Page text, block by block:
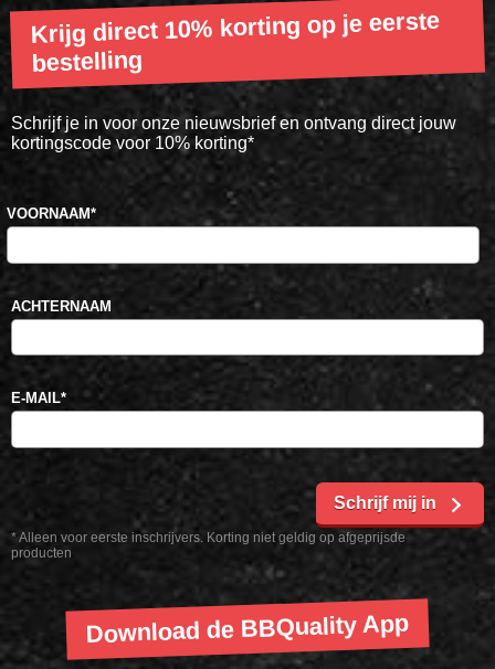
Krijg direct 10% korting op je eerste
bestelling
Schrijf je in voor onze nieuwsbrief en ontvang direct jouw
kortingscode voor 10% korting*
* Alleen voor eerste inschrijvers. Korting niet geldig op afgeprijsde
producten
VOORNAAM*
ACHTERNAAM
E-MAIL*
Schrijf mij in
Download de BBQuality App